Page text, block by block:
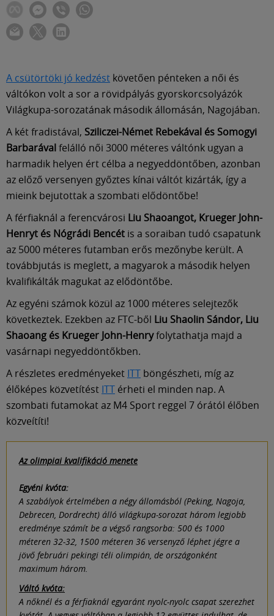
A csütörtöki jó kedzést követően pénteken a női és
váltókon volt a sor a rövidpályás gyorskorcsolyázók
Világkupa-sorozatának második állomásán, Nagojában.
A két fradistával, Sziliczei-Német Rebekával és Somogyi
Barbarávalfelálló női 3000 méteres váltónk ugyan a
harmadik helyen ért célba a negyeddöntőben, azonban
az előző versenyen győztes kínai váltót kizárták, így a
mieink bejutottak a szombati elődöntőbe!
A férfiaknál a ferencvárosi Liu Shaoangot, Krueger John-
Henryt és Nógrádi Bencét is a soraiban tudó csapatunk
az 5000 méteres futamban erős mezőnybe került. A
továbbjutás is meglett, a magyarok a második helyen
kvalifikálták magukat az elődöntőbe.
Az egyéni számok közül az 1000 méteres selejtezők
következtek. Ezekben az FTC-ből Liu Shaolin Sándor, Liu
Shaoang és Krueger John-Henryfolytathatja majd a
vasárnapi negyeddöntőkben.
A részletes eredményeket ITT böngészheti, míg az
élőképes közvetítést ITT érheti el minden nap. A
szombati futamokat az M4 Sport reggel 7 órától élőben
közveítíti!
Az olimpiai kvalifikáció menete
Egyéni kvóta:
A szabályok értelmében a négy állomásból (Peking, Nagoja,
Debrecen, Dordrecht) álló világkupa-sorozat három legjobb
eredménye számít be a végső rangsorba: 500 és 1000
méteren 32-32, 1500 méteren 36 versenyző léphet jégre a
jövő februári pekingi téli olimpián, de országonként
maximum három.
Váltó kvóta:
A nőknél és a férfiaknál egyaránt nyolc-nyolc csapat szerezhet
Közösség
English